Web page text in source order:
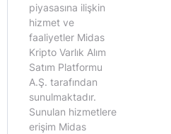
piyasasına ilişkin
hizmet ve
faaliyetler Midas
Kripto Varlık Alım
Satım Platformu
A.Ş. tarafından
sunulmaktadır.
Sunulan hizmetlere
erişim Midas